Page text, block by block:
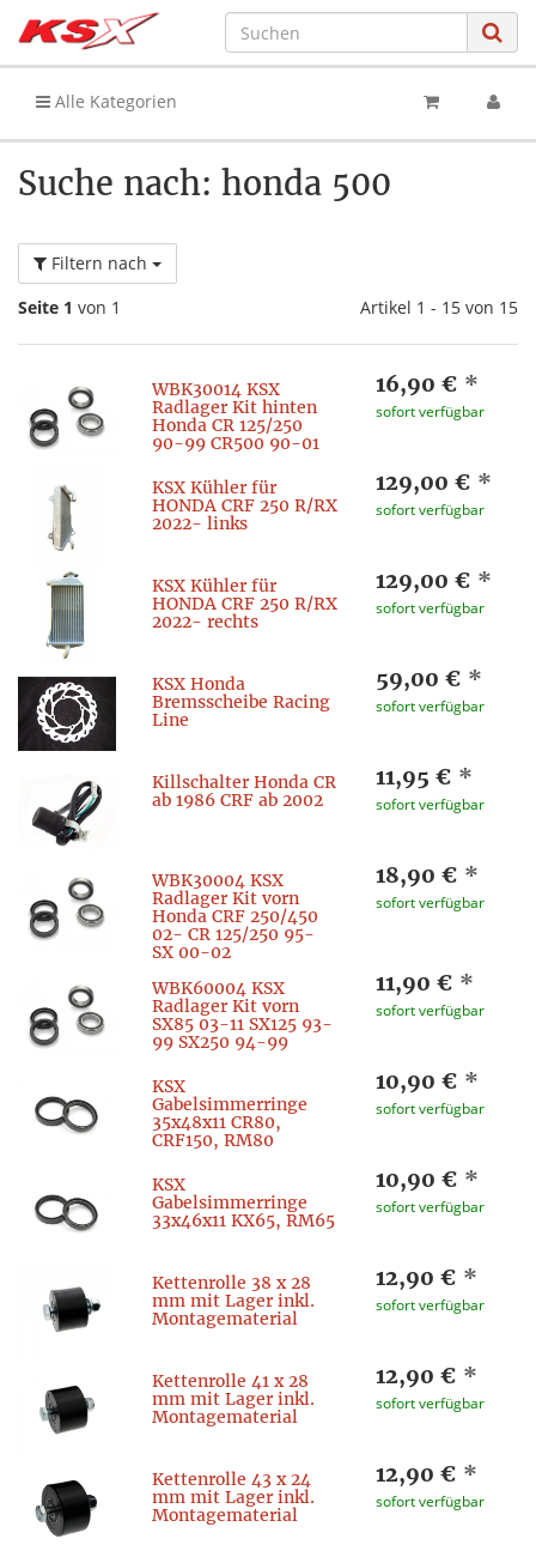
Alle Kategorien
Suche nach: honda 500
Filtern nach
Seite 1 von 1 Artikel 1 - 15 von 15
WBK30014 KSX
Radlager Kit hinten
Honda CR 125/250
90-99 CR500 90-01
16,90 € *
sofort verfügbar
KSX Kühler für
HONDA CRF 250 R/RX
2022- links
129,00 € *
sofort verfügbar
KSX Kühler für
HONDA CRF 250 R/RX
2022- rechts
129,00 € *
sofort verfügbar
KSX Honda
Bremsscheibe Racing
Line
59,00 € *
sofort verfügbar
Killschalter Honda CR
ab 1986 CRF ab 2002
11,95 € *
sofort verfügbar
WBK30004 KSX
Radlager Kit vorn
Honda CRF 250/450
02- CR 125/250 95-
SX 00-02
18,90 € *
sofort verfügbar
WBK60004 KSX
Radlager Kit vorn
SX85 03-11 SX125 93-
99 SX250 94-99
11,90 € *
sofort verfügbar
KSX
Gabelsimmerringe
35x48x11 CR80,
CRF150, RM80
10,90 € *
sofort verfügbar
KSX
Gabelsimmerringe
33x46x11 KX65, RM65
10,90 € *
sofort verfügbar
Kettenrolle 38 x 28
mm mit Lager inkl.
Montagematerial
12,90 € *
sofort verfügbar
Kettenrolle 41 x 28
mm mit Lager inkl.
Montagematerial
12,90 € *
sofort verfügbar
Kettenrolle 43 x 24
mm mit Lager inkl.
Montagematerial
12,90 € *
sofort verfügbar